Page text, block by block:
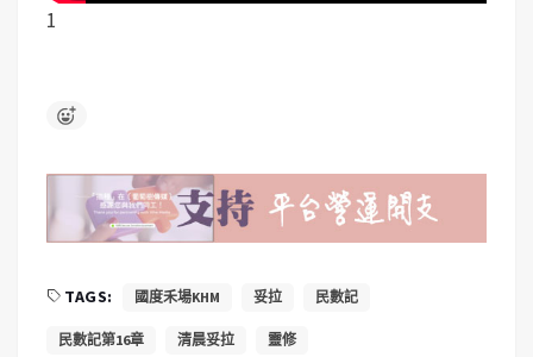
1
TAGS: 國度禾場KHM 妥拉 民數記
民數記第16章 清晨妥拉 靈修